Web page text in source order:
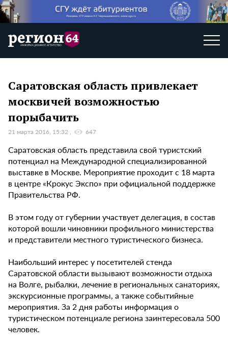
Саратовская область привлекает
москвичей возможностью
порыбачить
21 марта 2016, 15:32 647
Саратовская область представила свой туристский
потенциал на Международной специализированной
выставке в Москве. Мероприятие проходит с 18 марта
в центре «Крокус Экспо» при официальной поддержке
Правительства РФ.
В этом году от губернии участвует делегация, в состав
которой вошли чиновники профильного министерства
и представители местного туристического бизнеса.
Наибольший интерес у посетителей стенда
Саратовской области вызывают возможности отдыха
на Волге, рыбалки, лечение в региональных санаториях,
экскурсионные программы, а также событийные
мероприятия. За 2 дня работы информация о
туристическом потенциале региона заинтересовала 500
человек.